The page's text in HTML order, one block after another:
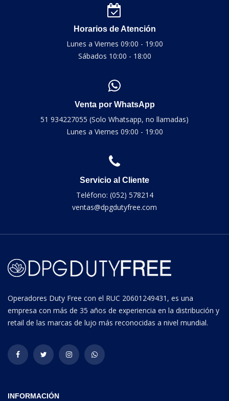
Horarios de Atención
Lunes a Viernes 09:00 - 19:00
Sábados 10:00 - 18:00
Venta por WhatsApp
51 934227055 (Solo Whatsapp, no llamadas)
Lunes a Viernes 09:00 - 19:00
Servicio al Cliente
Teléfono: (052) 578214
ventas@dpgdutyfree.com
Operadores Duty Free con el RUC 20601249431, es una
empresa con más de 35 años de experiencia en la distribución y
retail de las marcas de lujo más reconocidas a nivel mundial.
INFORMACIÓN